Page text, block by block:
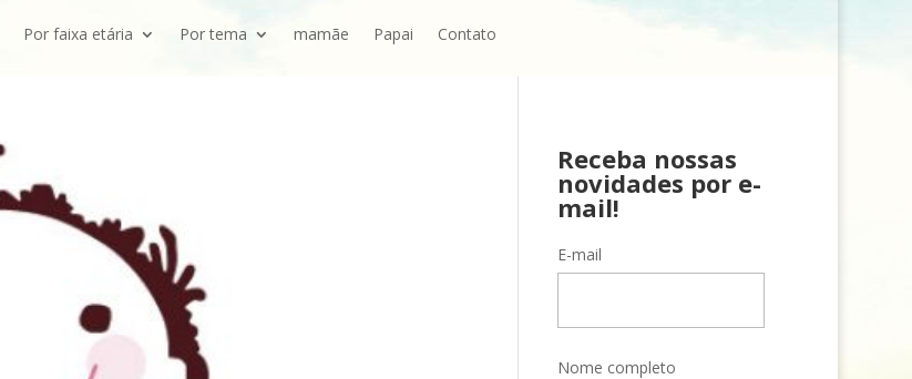
Por faixa etária Por tema mamãe Papai Contato
Receba nossas
novidades por e-
mail!
E-mail
Nome completo